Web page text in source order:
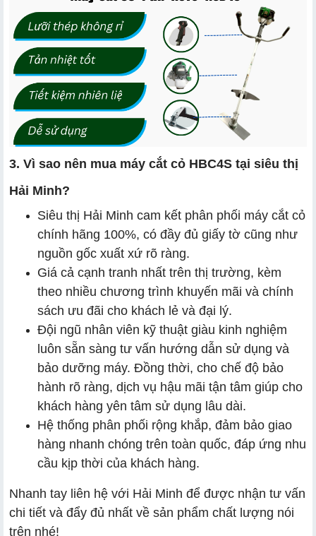
3. Vì sao nên mua máy cắt cỏ HBC4S tại siêu thị
Hải Minh?
Siêu thị Hải Minh cam kết phân phối máy cắt cỏ
chính hãng 100%, có đầy đủ giấy tờ cũng như
nguồn gốc xuất xứ rõ ràng.
Giá cả cạnh tranh nhất trên thị trường, kèm
theo nhiều chương trình khuyến mãi và chính
sách ưu đãi cho khách lẻ và đại lý.
Đội ngũ nhân viên kỹ thuật giàu kinh nghiệm
luôn sẵn sàng tư vấn hướng dẫn sử dụng và
bảo dưỡng máy. Đồng thời, cho chế độ bảo
hành rõ ràng, dịch vụ hậu mãi tận tâm giúp cho
khách hàng yên tâm sử dụng lâu dài.
Hệ thống phân phối rộng khắp, đảm bảo giao
hàng nhanh chóng trên toàn quốc, đáp ứng nhu
cầu kịp thời của khách hàng.
Nhanh tay liên hệ với Hải Minh để được nhận tư vấn
chi tiết và đẩy đủ nhất về sản phẩm chất lượng nói
trên nhé!